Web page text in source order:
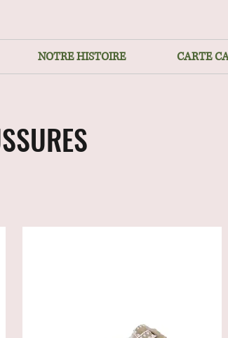
NOTRE HISTOIRE CARTE